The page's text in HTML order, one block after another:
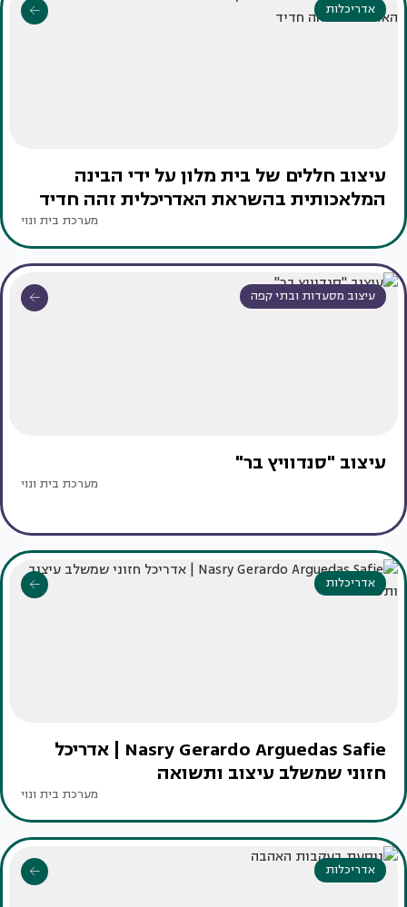
אדריכלות
עיצוב חללים של בית מלון על ידי הבינה
המלאכותית בהשראת האדריכלית זהה חדיד
מערכת בית ונוי
עיצוב מסעדות ובתי קפה
עיצוב "סנדוויץ בר"
מערכת בית ונוי
אדריכלות
Nasry Gerardo Arguedas Safie | אדריכל
חזוני שמשלב עיצוב ותשואה
מערכת בית ונוי
אדריכלות